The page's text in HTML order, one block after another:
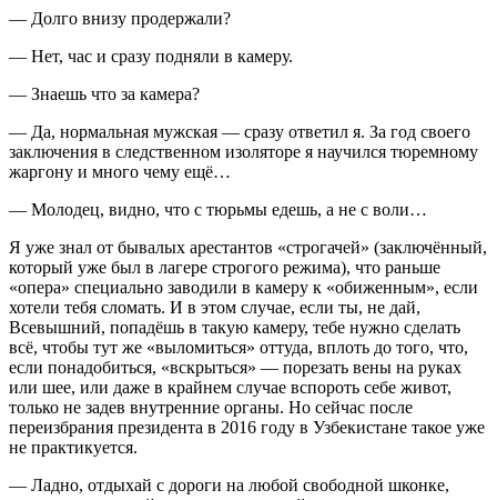
— Долго внизу продержали?
— Нет, час и сразу подняли в камеру.
— Знаешь что за камера?
— Да, нормальная мужская — сразу ответил я. За год своего
заключения в следственном изоляторе я научился тюремному
жаргону и много чему ещё…
— Молодец, видно, что с тюрьмы едешь, а не с воли…
Я уже знал от бывалых арестантов «строгачей» (заключённый,
который уже был в лагере строгого режима), что раньше
«опера» специально заводили в камеру к «обиженным», если
хотели тебя сломать. И в этом случае, если ты, не дай,
Всевышний, попадёшь в такую камеру, тебе нужно сделать
всё, чтобы тут же «выломиться» оттуда, вплоть до того, что,
если понадобиться, «вскрыться» — порезать вены на руках
или шее, или даже в крайнем случае вспороть себе живот,
только не задев внутренние органы. Но сейчас после
переизбрания президента в 2016 году в Узбекистане такое уже
не практикуется.
— Ладно, отдыхай с дороги на любой свободной шконке,